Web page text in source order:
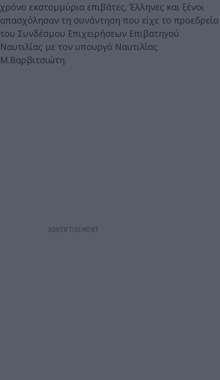
χρόνο εκατομμύρια επιβάτες, Έλληνες και ξένοι
απασχόλησαν τη συνάντηση που είχε το προεδρείο
του Συνδέσμου Επιχειρήσεων Επιβατηγού
Ναυτιλίας με τον υπουργό Ναυτιλίας
Μ.Βαρβιτσιώτη.